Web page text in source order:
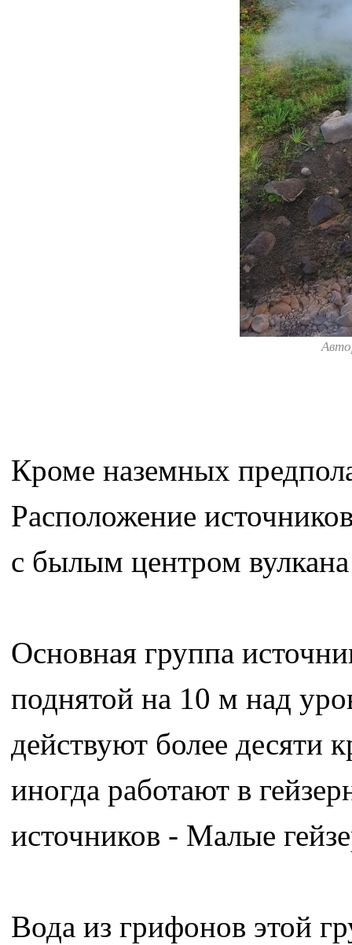
Кроме наземных
Расположение
с былым центром
Основная группа
поднятой на 10 м над
действуют более десяти
иногда работают в
источников - Малые
Вода из грифонов этой